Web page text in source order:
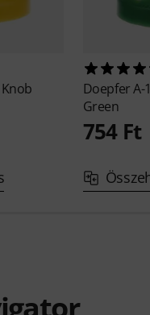
DoepferA-
Green
754 Ft